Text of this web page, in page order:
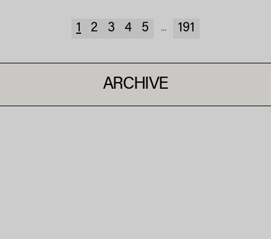
1 2 3 4 5 ... 191
ARCHIVE